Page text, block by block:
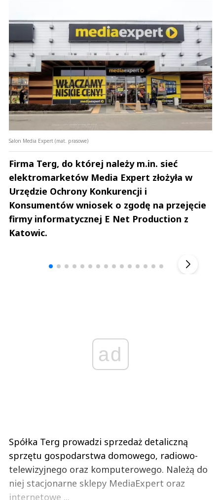
Salon Media Expert (mat. prasowe)
Firma Terg, do której należy m.in. sieć
elektromarketów Media Expert złożyła w
Urzędzie Ochrony Konkurencji i
Konsumentów wniosek o zgodę na przejęcie
firmy informatycznej E Net Production z
Katowic.
ad
Spółka Terg prowadzi sprzedaż detaliczną
sprzętu gospodarstwa domowego, radiowo-
telewizyjnego oraz komputerowego. Należą do
niej stacjonarne sklepy MediaExpert oraz
internetowe ...